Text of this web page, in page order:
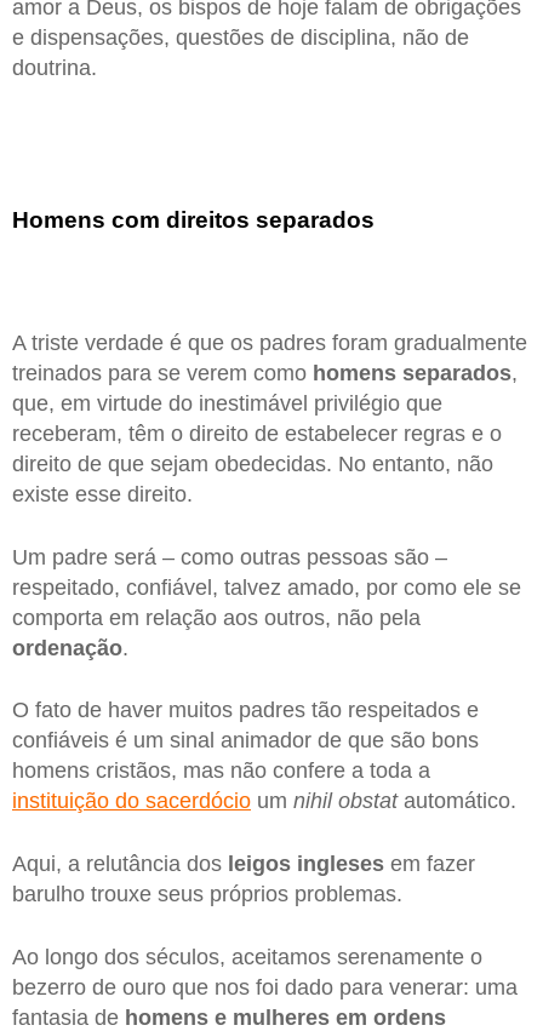
amor a Deus, os bispos de hoje falam de obrigações
e dispensações, questões de disciplina, não de
doutrina.
Homens com direitos separados
A triste verdade é que os padres foram gradualmente
treinados para se verem como homens separados,
que, em virtude do inestimável privilégio que
receberam, têm o direito de estabelecer regras e o
direito de que sejam obedecidas. No entanto, não
existe esse direito.
Um padre será – como outras pessoas são –
respeitado, confiável, talvez amado, por como ele se
comporta em relação aos outros, não pela
ordenação.
O fato de haver muitos padres tão respeitados e
confiáveis é um sinal animador de que são bons
homens cristãos, mas não confere a toda a
instituição do sacerdócio um nihil obstatautomático.
Aqui, a relutância dos leigos ingleses em fazer
barulho trouxe seus próprios problemas.
Ao longo dos séculos, aceitamos serenamente o
bezerro de ouro que nos foi dado para venerar: uma
fantasia de homens e mulheres em ordens